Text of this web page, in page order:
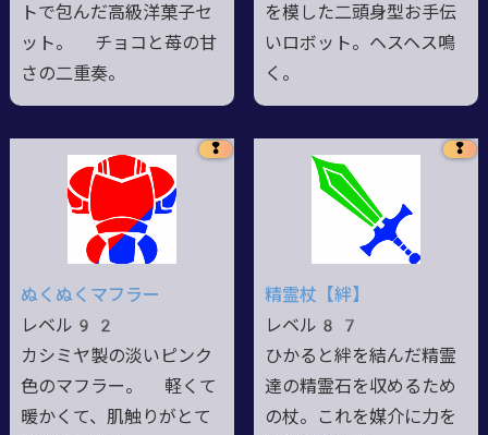
トで包んだ高級洋菓子セ
ット。 チョコと苺の甘
さの二重奏。
を模した二頭身型お手伝
いロボット。ヘスヘス鳴
く。
❢
ぬくぬくマフラー
レベル92
カシミヤ製の淡いピンク
色のマフラー。 軽くて
暖かくて、肌触りがとて
❢
精霊杖【絆】
レベル87
ひかると絆を結んだ精霊
達の精霊石を収めるため
の杖。これを媒介に力を